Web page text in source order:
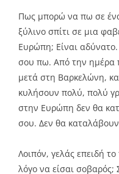
Πως μπορώ να πω σε
ξύλινο σπίτι σε μια
Ευρώπη; Είναι
σου πω. Από την ημέρα
μετά στη Βαρκελώνη,
κυλήσουν πολύ, πολύ
στην Ευρώπη δεν θα
σου. Δεν θα καταλάβουν
Λοιπόν, γελάς επειδή
λόγο να είσαι σοβαρός;